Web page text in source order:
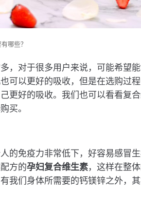
哪些？
，对于很多用户来说，可能希望
可以更好的吸收，但是在选购过
更好的吸收。我们也可以看看复
买。
的免疫力非常低下，好容易感冒
方的孕妇复合维生素，这样在整
我们身体所需要的钙镁锌之外，